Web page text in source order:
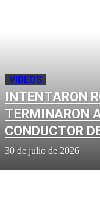
VIDEOS
INTENTARON
TERMINARON
CONDUCTOR
30 de julio de 2026